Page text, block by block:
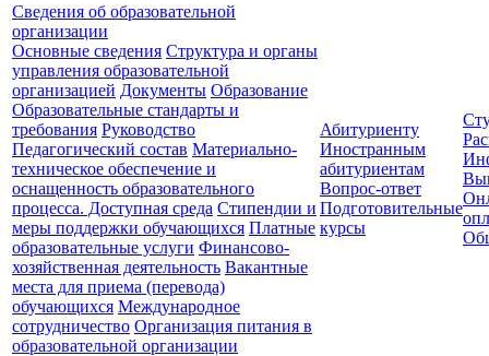
Сведения об образовательной
организации
Основные сведения Структура и органы
управления образовательной
организацией Документы Образование
Образовательные стандарты и
требования Руководство
Педагогический состав Материально-
техническое обеспечение и
оснащенность образовательного
процесса. Доступная среда Стипендии и
меры поддержки обучающихся Платные
образовательные услуги Финансово-
хозяйственная деятельность Вакантные
места для приема (перевода)
обучающихся Международное
сотрудничество Организация питания в
образовательной организации
Абитуриенту
Иностранным
абитуриентам
Вопрос-ответ
Подготовительные
курсы